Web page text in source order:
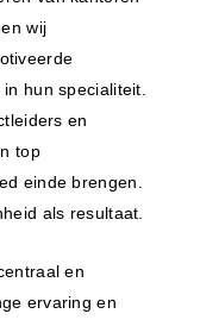
wij
hun specialiteit.
en
top
einde brengen.
als resultaat.
en
ervaring en